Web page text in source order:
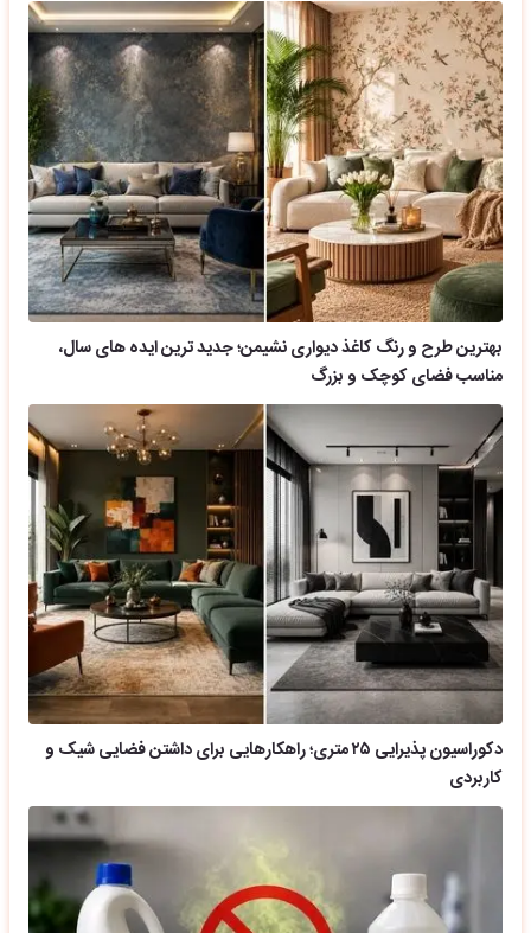
بهترین طرح و رنگ کاغذ دیواری نشیمن؛ جدید ترین ایده های سال،
مناسب فضای کوچک و بزرگ
دکوراسیون پذیرایی ۲۵ متری؛ راهکارهایی برای داشتن فضایی شیک و
کاربردی